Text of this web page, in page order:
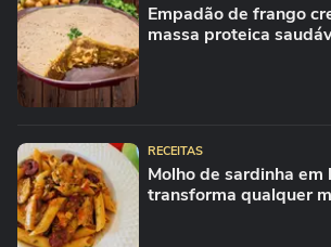
Empadão de frango
massa proteica
RECEITAS
Molho de sardinha em
transforma qualquer